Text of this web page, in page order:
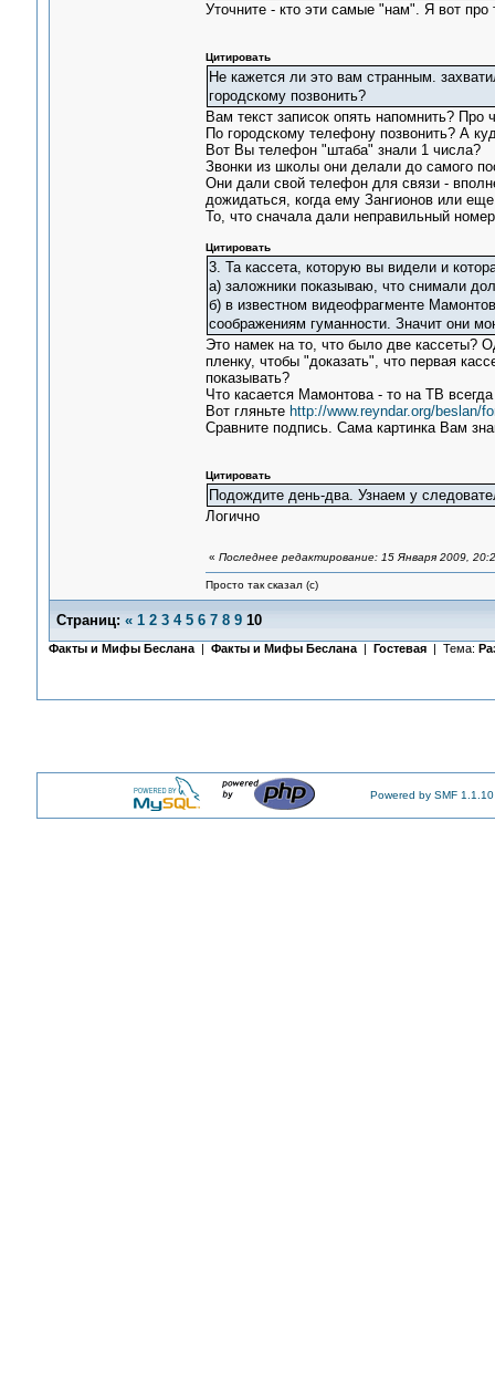
Уточните - кто эти самые "нам". Я вот
Цитировать
Не кажется ли это вам странным.
городскому позвонить?
Вам текст записок опять напомнить?
По городскому телефону позвонить? А
Вот Вы телефон "штаба" знали 1 числа?
Звонки из школы они делали до самого
Они дали свой телефон для связи -
дожидаться, когда ему Зангионов или
То, что сначала дали неправильный
Цитировать
3. Та кассета, которую вы видели и
а) заложники показываю, что снимали
б) в известном видеофрагменте
соображениям гуманности. Значит они
Это намек на то, что было две кассеты?
пленку, чтобы "доказать", что первая
показывать?
Что касается Мамонтова - то на ТВ
Вот гляньте http://www.reyndar.org/beslan/
Сравните подпись. Сама картинка Вам
Цитировать
Подождите день-два. Узнаем у
Логично
« Последнее редактирование: 15 Января 2009,
Просто так сказал (с)
Страниц: « 1 2 3 4 5 6 7 8 9 10
Факты и Мифы Беслана| Факты и Мифы Беслана| Гостевая | Тема:
Powered by SMF 1.1.10